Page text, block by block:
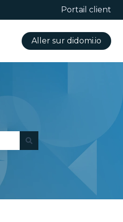
Portail client
Aller sur didomi.io